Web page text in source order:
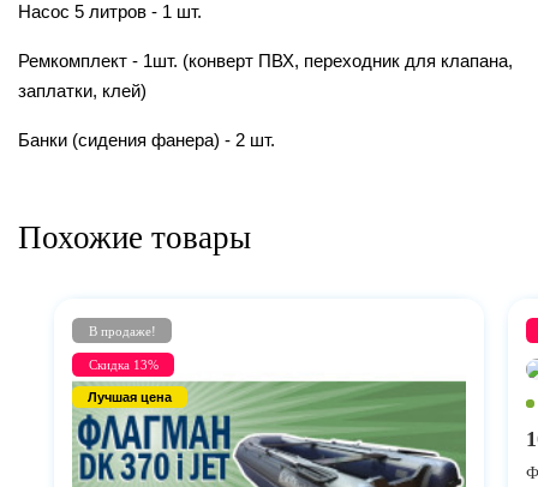
Насос 5 литров - 1 шт.
Ремкомплект - 1шт. (конверт ПВХ, переходник для клапана,
заплатки, клей)
Банки (сидения фанера) - 2 шт.
Похожие товары
В продаже!
Скидка 13%
Лучшая цена